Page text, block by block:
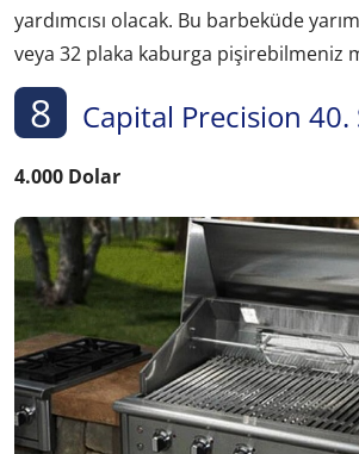
yardımcısı olacak. Bu barbeküde
veya 32 plaka kaburga pişirebilmeniz
8 Capital Precision 40.
4.000 Dolar